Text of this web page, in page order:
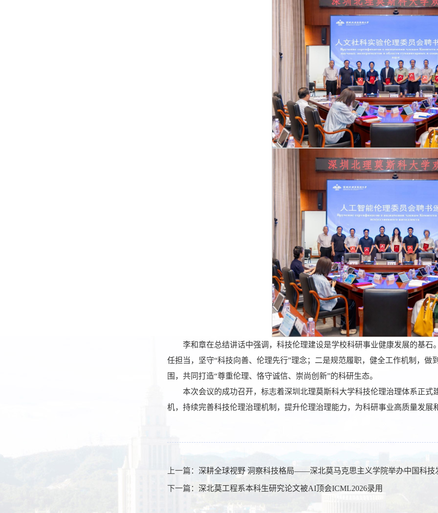
李和章在总结讲话中强调，科技伦理建设是学校科研事业健康发展的基
任担当，坚守“科技向善、伦理先行”理念；二是规范履职，健全工作机制，
围，共同打造“尊重伦理、恪守诚信、崇尚创新”的科研生态。
本次会议的成功召开，标志着深圳北理莫斯科大学科技伦理治理体系正
机，持续完善科技伦理治理机制，提升伦理治理能力，为科研事业高质量发展
上一篇： 深耕全球视野 洞察科技格局——深北莫马克思主义学院举办中国科技
下一篇： 深北莫工程系本科生研究论文被AI顶会ICML2026录用